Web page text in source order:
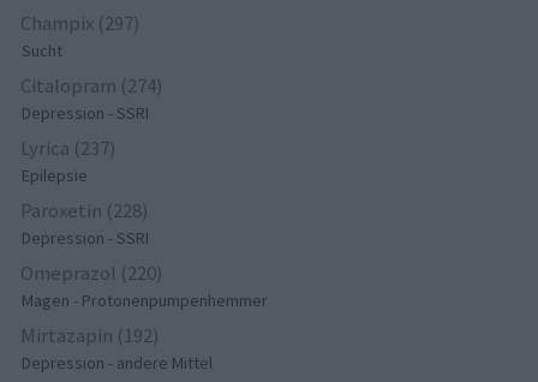
Champix (297)
Sucht
Citalopram (274)
Depression - SSRI
Lyrica (237)
Epilepsie
Paroxetin (228)
Depression - SSRI
Omeprazol (220)
Magen - Protonenpumpenhemmer
Mirtazapin (192)
Depression - andere Mittel